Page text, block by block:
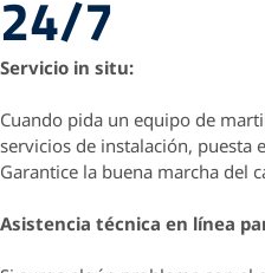
24/7
Servicio in situ:
Cuando pida un equipo de
servicios de instalación, puesta
Garantice la buena marcha del
Asistencia técnica en línea